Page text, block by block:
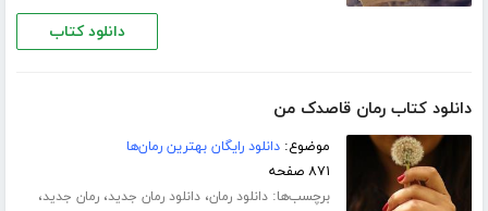
دانلود کتاب
دانلود کتاب رمان قاصدک من
موضوع:دانلود رایگان بهترین رمان‌ها
۸۷۱ صفحه
برچسب‌ها:دانلود رمان،دانلود رمان جدید،رمان جدید،